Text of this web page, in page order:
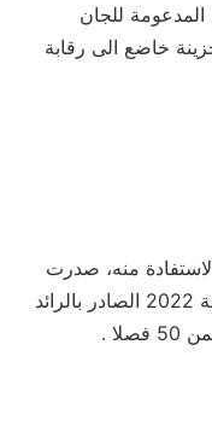
المدعومة للجان
خاضع الى رقابة
منه، صدرت
في اطار المرسوم الرئاسي عدد 13 لسنة 2022 الصادر بالرائد